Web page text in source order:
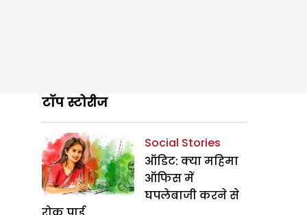
टॉप स्टोरीज
Social Stories
ऑडिट: क्या महिमा
ऑफिस में
घपलेबाजी करने से